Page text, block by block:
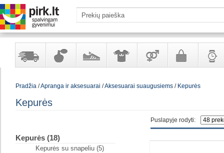
Yra
Kvepalai
kosmetika
Avalynė AprangaPrekės
Galanterija
Pradžia/Apranga ir aksesuarai /Aksesuarai suaugusiems/ Kepurės
Kepurės
Puslapyje rodyti:
Kepurės (18)
Kepurės su snapeliu (5)